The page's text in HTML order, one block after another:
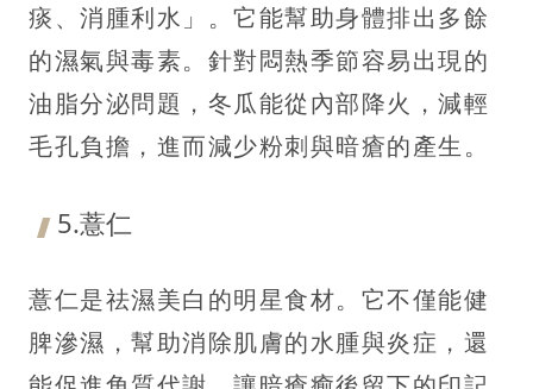
痰、消腫利水」。它能幫助身體排出多餘
的濕氣與毒素。針對悶熱季節容易出現的
油脂分泌問題，冬瓜能從內部降火，減輕
毛孔負擔，進而減少粉刺與暗瘡的產生。
5.薏仁
薏仁是祛濕美白的明星食材。它不僅能健
脾滲濕，幫助消除肌膚的水腫與炎症，還